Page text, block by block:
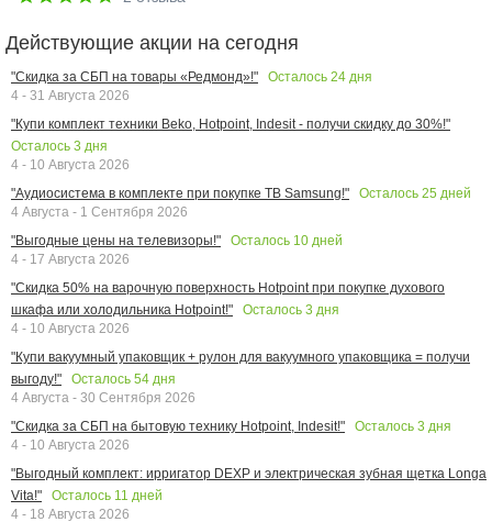
Действующие акции на сегодня
"Скидка за СБП на товары «Редмонд»!" Осталось 24 дня
4 - 31 Августа 2026
"Купи комплект техники Beko, Hotpoint, Indesit - получи скидку до 30%!"
Осталось 3 дня
4 - 10 Августа 2026
"Аудиосистема в комплекте при покупке ТВ Samsung!"
Осталось 25 дней
4 Августа - 1 Сентября 2026
"Выгодные цены на телевизоры!"
Осталось 10 дней
4 - 17 Августа 2026
"Скидка 50% на варочную поверхность Hotpoint при покупке духового
шкафа или холодильника Hotpoint!"
Осталось 3 дня
4 - 10 Августа 2026
"Купи вакуумный упаковщик + рулон для вакуумного упаковщика = получи
выгоду!"
Осталось 54 дня
4 Августа - 30 Сентября 2026
"Скидка за СБП на бытовую технику Hotpoint, Indesit!"
Осталось 3 дня
4 - 10 Августа 2026
"Выгодный комплект: ирригатор DEXP и электрическая зубная щетка Longa
Vita!"
Осталось 11 дней
4 - 18 Августа 2026